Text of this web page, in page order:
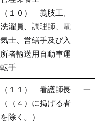
（１０） 義肢工、
洗濯員、調理師、電
気士、営繕手及び入
所者輸送用自動車運
転手
（１１） 看護師長
（（４）に掲げる者
を除く。）
一